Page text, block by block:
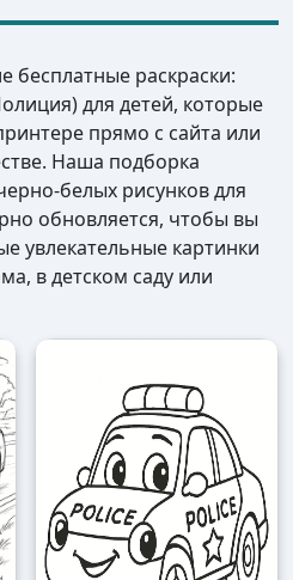
бесплатные раскраски:
для детей, которые
прямо с сайта или
Наша подборка
белых рисунков для
обновляется, чтобы вы
увлекательные картинки
в детском саду или